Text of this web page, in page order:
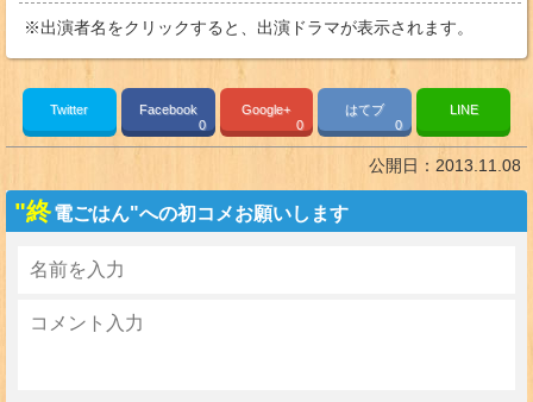
※出演者名をクリックすると、出演ドラマが表示されます。
Twitter
Facebook
0
Google+
0
はてブ
0
LINE
公開日： 2013.11.08
"終電ごはん"への初コメお願いします